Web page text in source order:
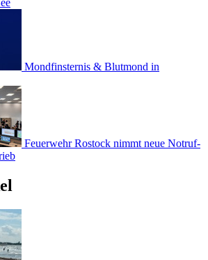
Mondfinsternis & Blutmond in
Feuerwehr Rostock nimmt neue Notruf-